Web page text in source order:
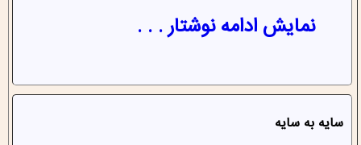
نمایش ادامه نوشتار . . .
سایه به سایه